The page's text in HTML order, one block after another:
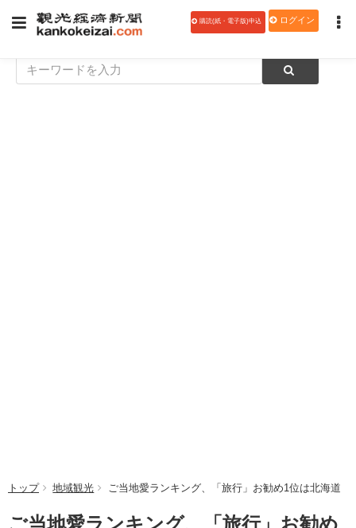
購読(紙・電子版)申込 ログイン
トップ 地域観光 ご当地愛ランキング、「旅行」お勧め1位は北海道
ご当地愛ランキング、「旅行」お勧め